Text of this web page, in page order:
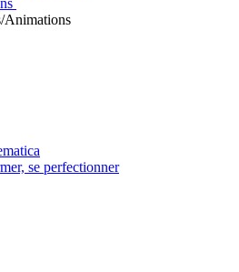
Animations
se perfectionner